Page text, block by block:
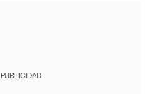
PUBLICIDAD